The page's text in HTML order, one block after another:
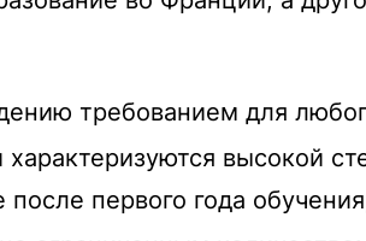
требованием для
высокой
первого года